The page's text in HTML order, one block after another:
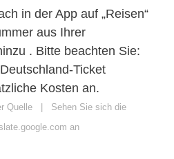
in der App auf „Reisen“
aus Ihrer
. Bitte beachten Sie:
Ticket
Kosten an.
Quelle
Sehen Sie sich die
an